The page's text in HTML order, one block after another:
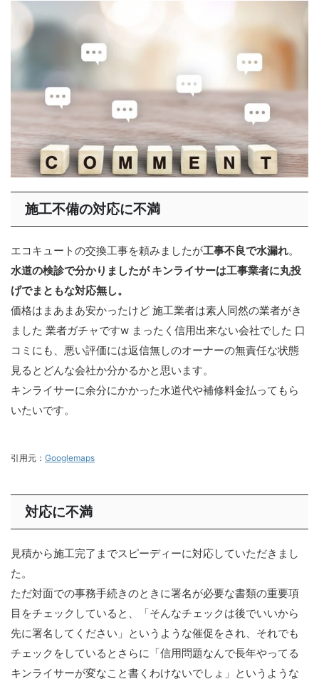
施工不備の対応に不満
エコキュートの交換工事を頼みましたが工事不良で水漏れ。
水道の検診で分かりましたが キンライサーは工事業者に丸投
げでまともな対応無し。
価格はまあまあ安かったけど 施工業者は素人同然の業者がき
ました 業者ガチャですw まったく信用出来ない会社でした 口
コミにも、悪い評価には返信無しのオーナーの無責任な状態
見るとどんな会社か分かるかと思います。
キンライサーに余分にかかった水道代や補修料金払ってもら
いたいです。
引用元： Googlemaps
対応に不満
見積から施工完了までスピーディーに対応していただきまし
た。
ただ対面での事務手続きのときに署名が必要な書類の重要項
目をチェックしていると、「そんなチェックは後でいいから
先に署名してください」というような催促をされ、それでも
チェックをしているとさらに「信用問題なんで長年やってる
キンライサーが変なこと書くわけないでしょ」というような